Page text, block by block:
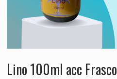
Lino 100ml acc Frasco